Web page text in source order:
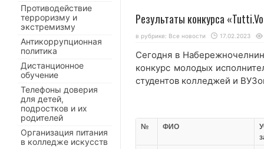
Результаты конкурса
в рубрике: Все новости 17.02.2023
Сегодня в
конкурс молодых
студентов колледжей и
№ ФИО
Противодействие
терроризму и
экстремизму
Антикоррупционная
политика
Дистанционное
обучение
Телефоны доверия
для детей,
подростков и их
родителей
Организация питания
в колледже искусств